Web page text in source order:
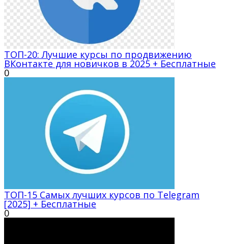
ТОП-20: Лучшие курсы по продвижению
ВКонтакте для новичков в 2025 + Бесплатные
0
ТОП-15 Самых лучших курсов по Telegram
[2025] + Бесплатные
0